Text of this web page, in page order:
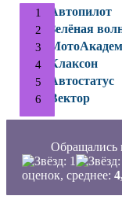
Автопилот
Зелёная
Клаксон
Автостатус
Вектор
Обращались
оценок, среднее: